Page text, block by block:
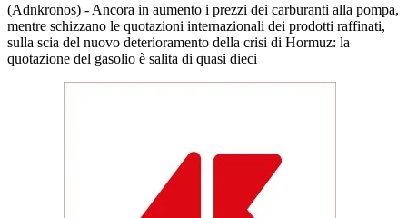
(Adnkronos) - Ancora in aumento i prezzi dei carburanti alla pompa,
mentre schizzano le quotazioni internazionali dei prodotti raffinati,
sulla scia del nuovo deterioramento della crisi di Hormuz: la
quotazione del gasolio è salita di quasi dieci